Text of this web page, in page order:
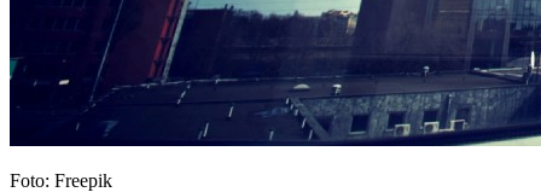
Foto: Freepik